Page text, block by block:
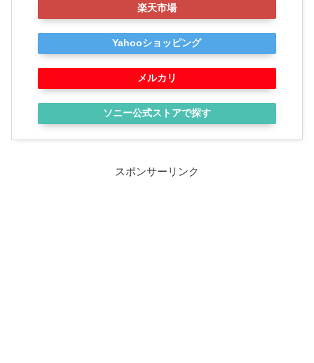
楽天市場
Yahooショッピング
メルカリ
ソニー公式ストアで探す
スポンサーリンク